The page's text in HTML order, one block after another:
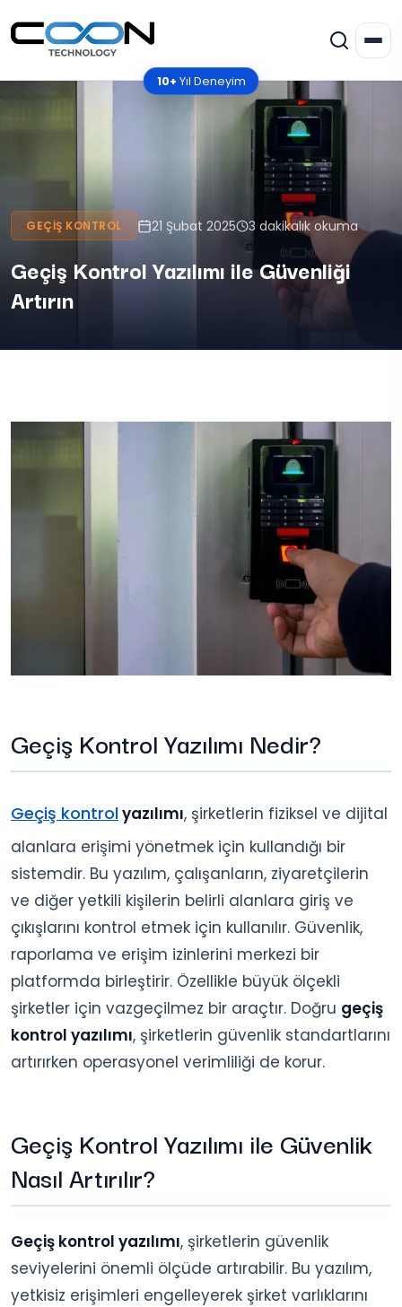
10+ Yıl Deneyim
GEÇIŞ KONTROL 21 Şubat 2025 3 dakikalık okuma
Geçiş Kontrol Yazılımı ile Güvenliği
Artırın
Geçiş Kontrol Yazılımı Nedir?
Geçiş kontrolyazılımı, şirketlerin fiziksel ve dijital
alanlara erişimi yönetmek için kullandığı bir
sistemdir. Bu yazılım, çalışanların, ziyaretçilerin
ve diğer yetkili kişilerin belirli alanlara giriş ve
çıkışlarını kontrol etmek için kullanılır. Güvenlik,
raporlama ve erişim izinlerini merkezi bir
platformda birleştirir. Özellikle büyük ölçekli
şirketler için vazgeçilmez bir araçtır. Doğru geçiş
kontrol yazılımı, şirketlerin güvenlik standartlarını
artırırken operasyonel verimliliği de korur.
Geçiş Kontrol Yazılımı ile Güvenlik
Nasıl Artırılır?
Geçiş kontrol yazılımı, şirketlerin güvenlik
seviyelerini önemli ölçüde artırabilir. Bu yazılım,
yetkisiz erişimleri engelleyerek şirket varlıklarını